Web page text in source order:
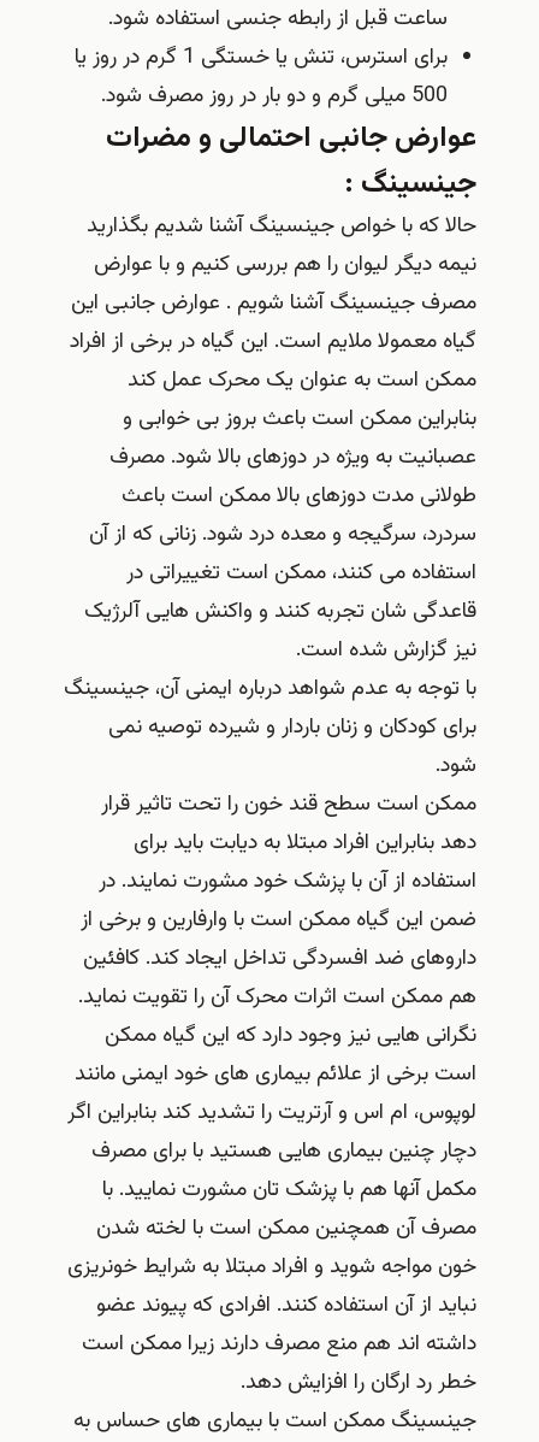
ساعت قبل از رابطه جنسی استفاده شود.
برای استرس، تنش یا خستگی 1 گرم در روز یا
500 میلی گرم و دو بار در روز مصرف شود.
عوارض جانبی احتمالی و مضرات
جینسینگ :
حالا که با خواص جینسینگ آشنا شدیم بگذارید
نیمه دیگر لیوان را هم بررسی کنیم و با عوارض
مصرف جینسینگ آشنا شویم . عوارض جانبی این
گیاه معمولا ملایم است. این گیاه در برخی از افراد
ممکن است به عنوان یک محرک عمل کند
بنابراین ممکن است باعث بروز بی خوابی و
عصبانیت به ویژه در دوزهای بالا شود. مصرف
طولانی مدت دوزهای بالا ممکن است باعث
سردرد، سرگیجه و معده درد شود. زنانی که از آن
استفاده می کنند، ممکن است تغییراتی در
قاعدگی شان تجربه کنند و واکنش هایی آلرژیک
نیز گزارش شده است.
با توجه به عدم شواهد درباره ایمنی آن، جینسینگ
برای کودکان و زنان باردار و شیرده توصیه نمی
شود.
ممکن است سطح قند خون را تحت تاثیر قرار
دهد بنابراین افراد مبتلا به دیابت باید برای
استفاده از آن با پزشک خود مشورت نمایند. در
ضمن این گیاه ممکن است با وارفارین و برخی از
داروهای ضد افسردگی تداخل ایجاد کند. کافئین
هم ممکن است اثرات محرک آن را تقویت نماید.
نگرانی هایی نیز وجود دارد که این گیاه ممکن
است برخی از علائم بیماری های خود ایمنی مانند
لوپوس، ام اس و آرتریت را تشدید کند بنابراین اگر
دچار چنین بیماری هایی هستید با برای مصرف
مکمل آنها هم با پزشک تان مشورت نمایید. با
مصرف آن همچنین ممکن است با لخته شدن
خون مواجه شوید و افراد مبتلا به شرایط خونریزی
نباید از آن استفاده کنند. افرادی که پیوند عضو
داشته اند هم منع مصرف دارند زیرا ممکن است
خطر رد ارگان را افزایش دهد.
جینسینگ ممکن است با بیماری های حساس به